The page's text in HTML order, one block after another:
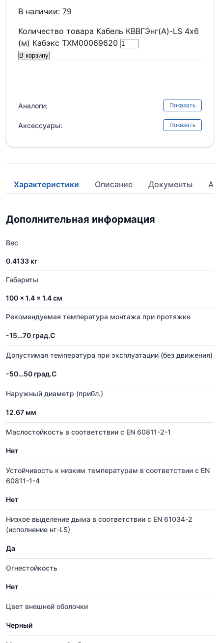
В наличии: 79
Количество товара Кабель КВВГЭнг(А)-LS 4х6
(м) Кабэкс ТХМ00069620
В корзину
Аналоги: Показать
Аксессуары: Показать
Характеристики Описание Документы
Дополнительная информация
Вес
0.4133 кг
Габариты
100 × 1.4 × 1.4 см
Рекомендуемая температура монтажа при протяжке
-15…70 град.C
Допустимая температура при эксплуатации (без движения)
-50…50 град.C
Наружный диаметр (прибл.)
12.67 мм
Маслостойкость в соответствии с EN 60811-2-1
Нет
Устойчивость к низким температурам в соответствии с EN
60811-1-4
Нет
Низкое выделение дыма в соответствии с EN 61034-2
(исполнение нг-LS)
Да
Огнестойкость
Нет
Цвет внешней оболочки
Черный